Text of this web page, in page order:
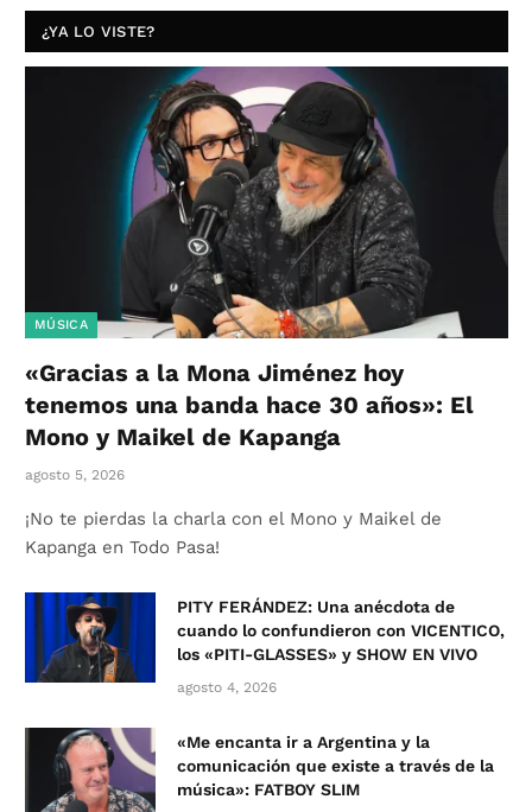
¿YA LO VISTE?
MÚSICA
«Gracias a la Mona Jiménez hoy
tenemos una banda hace 30 años»: El
Mono y Maikel de Kapanga
agosto 5, 2026
¡No te pierdas la charla con el Mono y Maikel de
Kapanga en Todo Pasa!
PITY FERÁNDEZ: Una anécdota de
cuando lo confundieron con VICENTICO,
los «PITI-GLASSES» y SHOW EN VIVO
agosto 4, 2026
«Me encanta ir a Argentina y la
comunicación que existe a través de la
música»: FATBOY SLIM